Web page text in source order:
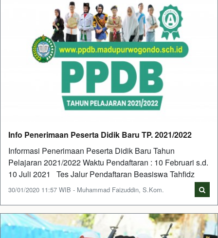
Info Penerimaan Peserta Didik Baru TP. 2021/2022
Informasi Penerimaan Peserta Didik Baru Tahun
Pelajaran 2021/2022 Waktu Pendaftaran : 10 Februari s.d.
10 Juli 2021 Tes Jalur Pendaftaran Beasiswa Tahfidz
30/01/2020 11:57 WIB - Muhammad Faizuddin, S.Kom.